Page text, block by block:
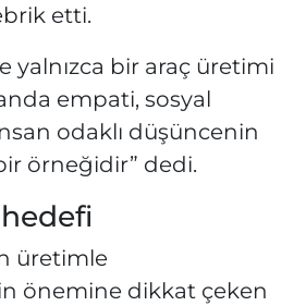
etti.
yalnızca bir araç üretimi
empati, sosyal
odaklı düşüncenin
örneğidir” dedi.
üretimle
önemine dikkat çeken